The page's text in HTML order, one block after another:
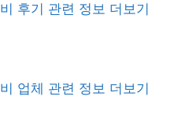
후기 관련 정보 더보기
업체 관련 정보 더보기